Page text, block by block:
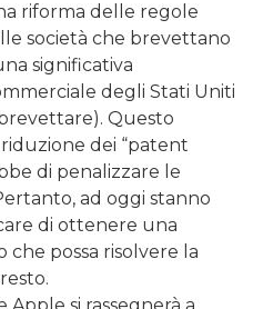
riforma delle regole
società che brevettano
significativa
degli Stati Uniti
Questo
dei “patent
di penalizzare le
ad oggi stanno
di ottenere una
che possa risolvere la